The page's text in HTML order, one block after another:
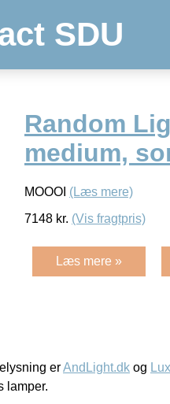
SDU
Random
medium,
MOOOI (Læs mere)
7148 kr. (Vis fragtpris)
Læs mere »
erAndLight.dk og
lamper.